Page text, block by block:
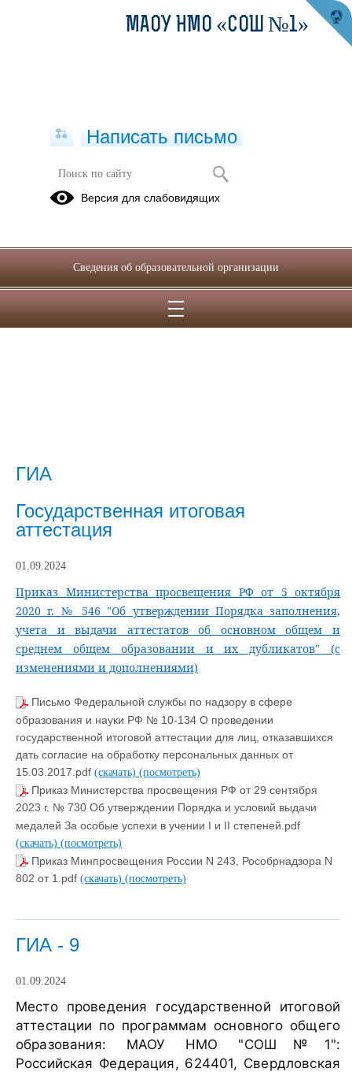
ГИА
Государственная итоговая
аттестация
01.09.2024
Приказ Министерства просвещения РФ от 5 октября
2020 г. № 546 "Об утверждении Порядка заполнения,
учета и выдачи аттестатов об основном общем и
среднем общем образовании и их дубликатов" (с
изменениями и дополнениями)
Письмо Федеральной службы по надзору в сфере
образования и науки РФ № 10-134 О проведении
государственной итоговой аттестации для лиц, отказавшихся
дать согласие на обработку персональных данных от
15.03.2017.pdf (скачать) (посмотреть)
Приказ Министерства просвещения РФ от 29 сентября
2023 г. № 730 Об утверждении Порядка и условий выдачи
медалей За особые успехи в учении Ι и ΙΙ степеней.pdf
(скачать) (посмотреть)
Приказ Минпросвещения России N 243, Рособрнадзора N
802 от 1.pdf (скачать) (посмотреть)
ГИА - 9
01.09.2024
Место проведения государственной итоговой
аттестации по программам основного общего
образования: МАОУ НМО "СОШ№1":
Российская Федерация, 624401, Свердловская
МАОУ НМО «СОШ №1»
Написать письмо
Версия для слабовидящих
Сведения об образовательной организации